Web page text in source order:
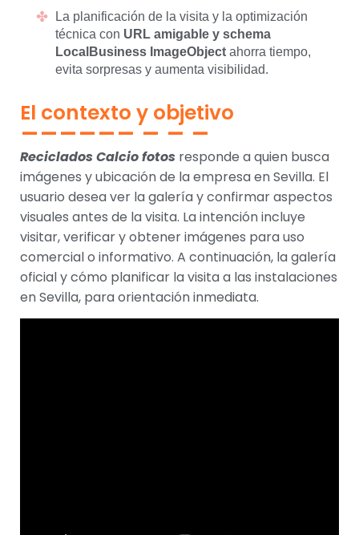
La planificación de la visita y la optimización
técnica con URL amigable y schema
LocalBusiness ImageObject ahorra tiempo,
evita sorpresas y aumenta visibilidad.
El contexto y objetivo
Reciclados Calcio fotos responde a quien busca
imágenes y ubicación de la empresa en Sevilla. El
usuario desea ver la galería y confirmar aspectos
visuales antes de la visita. La intención incluye
visitar, verificar y obtener imágenes para uso
comercial o informativo. A continuación, la galería
oficial y cómo planificar la visita a las instalaciones
en Sevilla, para orientación inmediata.